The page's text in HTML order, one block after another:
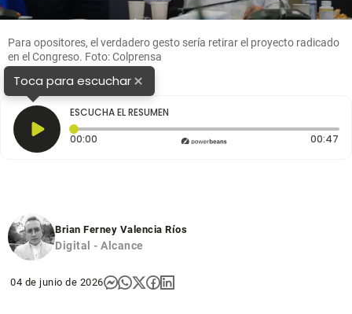
Para opositores, el verdadero gesto sería retirar el proyecto radicado
en el Congreso. Foto: Colprensa
Toca para escuchar×
ESCUCHA EL RESUMEN
00:00 Tiempo transcurrido: 0 segundos 00:47
Brian Ferney Valencia Ríos
Digital - Alcance
04 de junio de 2026